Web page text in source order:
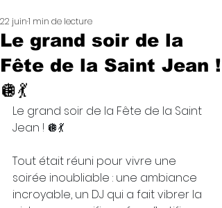
Le grand soir de la
Fête de la Saint Jean !
🪩💃
22 juin1 min de lecture
Le grand soir de la Fête de la Saint
Jean ! 🪩💃
Tout était réuni pour vivre une
soirée inoubliable : une ambiance
incroyable, un DJ qui a fait vibrer la